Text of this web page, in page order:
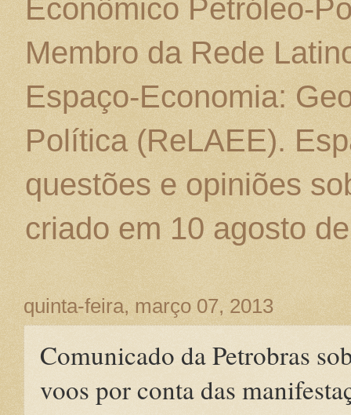
Econômico Petróleo-
Membro da Rede
Espaço-Economia:
Política (ReLAEE).
questões e opiniões
criado em 10 agosto
quinta-feira, março 07, 2013
Comunicado da Petrobras
voos por conta das